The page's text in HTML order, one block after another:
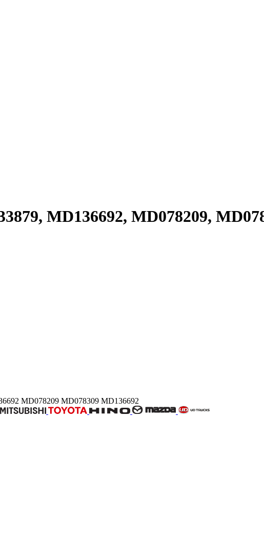
MD136692, MD078209,
MD078209 MD078309 MD136692